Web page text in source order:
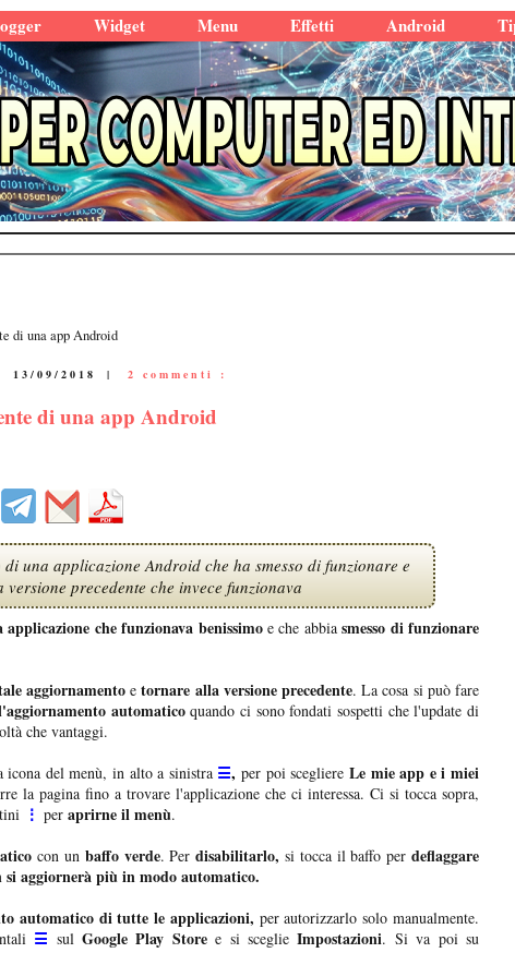
Widget Menu Effetti Android
di una app Android
13/09/2018 | 2 commenti :
di una app Android
una applicazione Android che ha smesso di funzionare e
precedente che invece funzionava
che funzionava benissimoe che abbiasmesso di funzionare
aggiornamentoetornare alla versione precedente. La cosa si può fare
automaticoquando ci sono fondati sospetti che l'update di
che vantaggi.
icona del menù, in alto a sinistra ☰, per poi scegliere Le mie app e i miei
la pagina fino a trovare l'applicazione che ci interessa. Ci si tocca sopra,
⋮ per aprirne il menù.
con un baffo verde. Per disabilitarlo, si tocca il baffo per deflaggare
si aggiornerà piùin modo automatico.
automatico di tutte le applicazioni, per autorizzarlo solo manualmente.
☰ sul Google Play Storee si sceglieImpostazioni. Si va poi su